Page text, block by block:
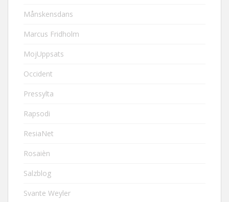
Månskensdans
Marcus Fridholm
MojUppsats
Occident
Pressylta
Rapsodi
ResiaNet
Rosaièn
Salzblog
Svante Weyler